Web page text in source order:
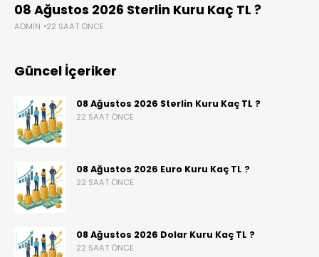
08 Ağustos 2026 Sterlin Kuru Kaç TL ?
ADMIN 22 SAAT ÖNCE
Güncel İçeriker
08 Ağustos 2026 Sterlin Kuru Kaç TL ?
22 SAAT ÖNCE
08 Ağustos 2026 Euro Kuru Kaç TL ?
22 SAAT ÖNCE
08 Ağustos 2026 Dolar Kuru Kaç TL ?
22 SAAT ÖNCE